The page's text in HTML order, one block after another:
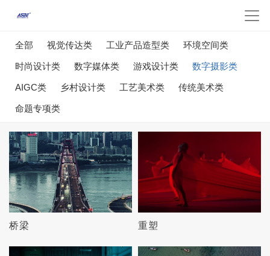
全部 视觉传达类 工业产品造型类 环境空间类
时尚设计类 数字媒体类 游戏设计类 数字摄影类
AIGC类 乡村设计类 工艺美术类 传统美术类
命题专项类
桥梁 重塑